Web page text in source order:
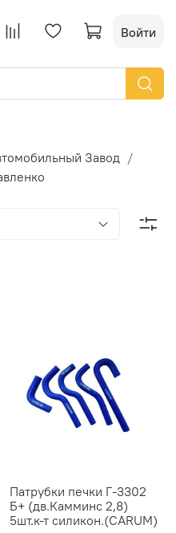
Войти
Завод
Патрубки печки Г-3302
Б+ (дв.Камминс 2,8)
5шт.к-т силикон.(CARUM)